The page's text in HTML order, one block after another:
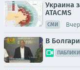
Украина
ATACMS
СМИ
В
ПАБЛИКИ